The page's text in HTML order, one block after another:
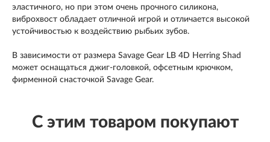
эластичного, но при этом очень прочного силикона,
виброхвост обладает отличной игрой и отличается высокой
устойчивостью к воздействию рыбьих зубов.
В зависимости от размера Savage Gear LB 4D Herring Shad
может оснащаться джиг-головкой, офсетным крючком,
фирменной снасточкой Savage Gear.
С этим товаром покупают